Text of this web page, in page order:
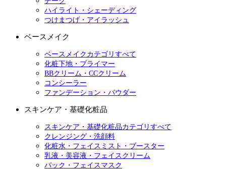
ハイライト・シェーディング
つけまつげ・アイラッシュ
ベースメイク
ベースメイクカテゴリすべて
化粧下地・プライマー
BBクリーム・CCクリーム
コンシーラー
ファンデーション・パウダー
スキンケア・基礎化粧品
スキンケア・基礎化粧品カテゴリすべて
クレンジング・洗顔料
化粧水・フェイスミスト・ブースター
乳液・美容液・フェイスクリーム
パック・フェイスマスク